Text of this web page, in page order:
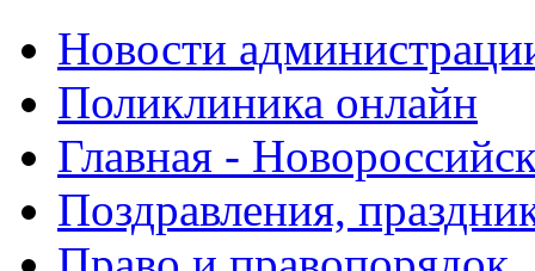
Новости
Поликлиника онлайн
Главная -
Поздравления,